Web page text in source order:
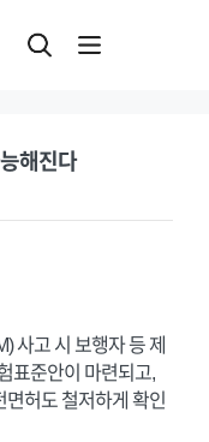
해진다
사고 시 보행자 등 제
표준안이 마련되고,
허도 철저하게 확인